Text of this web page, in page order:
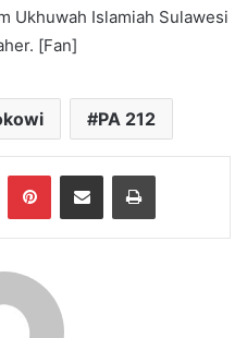
Ukhuwah Islamiah Sulawesi
[Fan]
PA 212
PinterestShare via Email Print